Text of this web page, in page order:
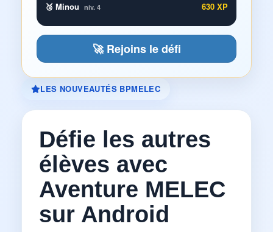
🥉 Minou niv. 4 630 XP
🚀 Rejoins le défi
LES NOUVEAUTÉS BPMELEC
Défie les autres
élèves avec
Aventure MELEC
sur Android